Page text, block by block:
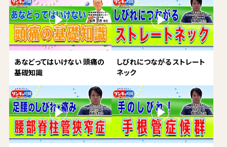
あなどってはいけない 頭痛の
基礎知識
しびれにつながる ストレート
ネック